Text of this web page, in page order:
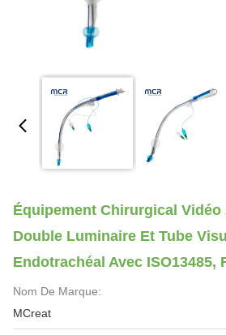
Équipement Chirurgical Vidéo
Double Luminaire Et Tube
Endotrachéal Avec ISO13485,
Nom De Marque:
MCreat